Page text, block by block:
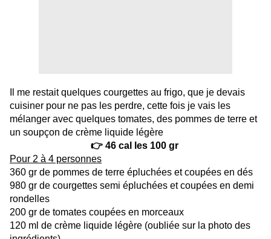
Il me restait quelques courgettes au frigo, que je devais
cuisiner pour ne pas les perdre, cette fois je vais les
mélanger avec quelques tomates, des pommes de terre et
un soupçon de crème liquide légère
👉 46 cal les 100 gr
Pour 2 à 4 personnes
360 gr de pommes de terre épluchées et coupées en dés
980 gr de courgettes semi épluchées et coupées en demi
rondelles
200 gr de tomates coupées en morceaux
120 ml de crème liquide légère (oubliée sur la photo des